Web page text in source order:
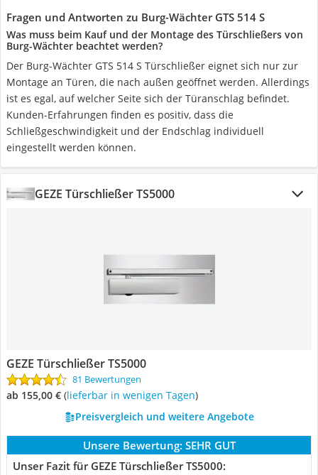
Fragen und Antworten zu Burg-Wächter GTS 514 S
Was muss beim Kauf und der Montage des Türschließers von
Burg-Wächter beachtet werden?
Der Burg-Wächter GTS 514 S Türschließer eignet sich nur zur
Montage an Türen, die nach außen geöffnet werden. Allerdings
ist es egal, auf welcher Seite sich der Türanschlag befindet.
Kunden-Erfahrungen finden es positiv, dass die
Schließgeschwindigkeit und der Endschlag individuell
eingestellt werden können.
GEZE Türschließer TS5000
GEZE Türschließer TS5000
81 Bewertungen
ab 155,00 € ( Lieferbar in wenigen Tagen)
Preisvergleich und weitere Angebote
Unsere Bewertung: SEHR GUT
Unser Fazit für GEZE Türschließer TS5000: